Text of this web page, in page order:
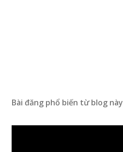
Bài đăng phổ biến từ blog này